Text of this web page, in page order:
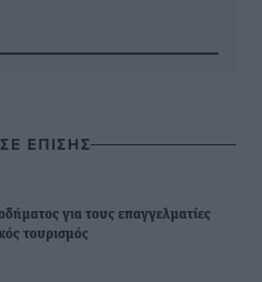
ΕΠΙΣΗΣ
για τους επαγγελματίες
τουρισμός